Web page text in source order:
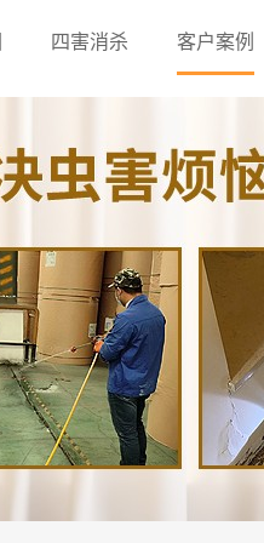
四害消杀 客户案例